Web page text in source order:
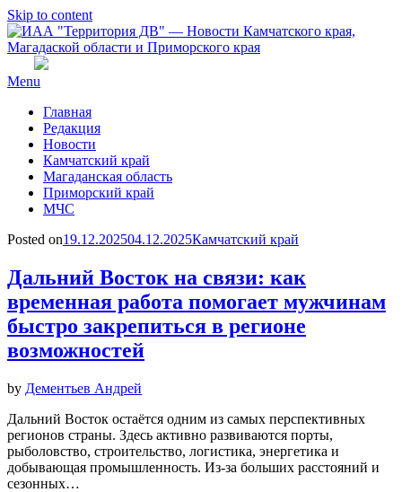
Skip to content
Menu
Главная
Редакция
Новости
Камчатский край
Магаданская область
Приморский край
МЧС
Posted on19.12.202504.12.2025Камчатский край
Дальний Восток на связи: как
временная работа помогает мужчинам
быстро закрепиться в регионе
возможностей
by Дементьев Андрей
Дальний Восток остаётся одним из самых перспективных
регионов страны. Здесь активно развиваются порты,
рыболовство, строительство, логистика, энергетика и
добывающая промышленность. Из-за больших расстояний и
сезонных…